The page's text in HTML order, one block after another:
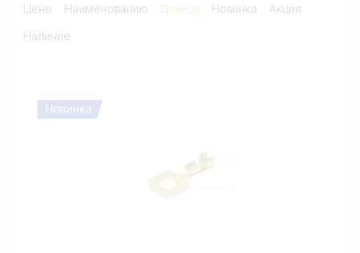
Цене Наименованию Бренду Новинка
Акция
Наличие